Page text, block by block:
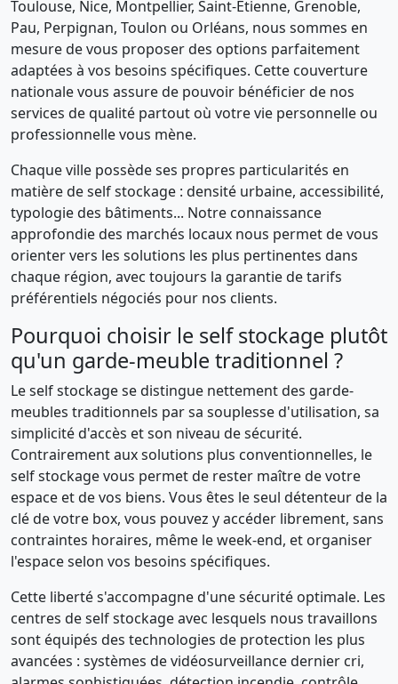
Toulouse, Nice, Montpellier, Saint-Étienne, Grenoble,
Pau, Perpignan, Toulon ou Orléans, nous sommes en
mesure de vous proposer des options parfaitement
adaptées à vos besoins spécifiques. Cette couverture
nationale vous assure de pouvoir bénéficier de nos
services de qualité partout où votre vie personnelle ou
professionnelle vous mène.
Chaque ville possède ses propres particularités en
matière de self stockage : densité urbaine, accessibilité,
typologie des bâtiments... Notre connaissance
approfondie des marchés locaux nous permet de vous
orienter vers les solutions les plus pertinentes dans
chaque région, avec toujours la garantie de tarifs
préférentiels négociés pour nos clients.
Pourquoi choisir le self stockage plutôt
qu'un garde-meuble traditionnel ?
Le self stockage se distingue nettement des garde-
meubles traditionnels par sa souplesse d'utilisation, sa
simplicité d'accès et son niveau de sécurité.
Contrairement aux solutions plus conventionnelles, le
self stockage vous permet de rester maître de votre
espace et de vos biens. Vous êtes le seul détenteur de la
clé de votre box, vous pouvez y accéder librement, sans
contraintes horaires, même le week-end, et organiser
l'espace selon vos besoins spécifiques.
Cette liberté s'accompagne d'une sécurité optimale. Les
centres de self stockage avec lesquels nous travaillons
sont équipés des technologies de protection les plus
avancées : systèmes de vidéosurveillance dernier cri,